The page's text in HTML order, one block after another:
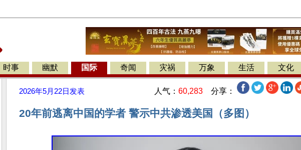
时事 幽默 国际 奇闻 灾祸 万象 生活 文化
2026年5月22日 发表 人气： 60,283 分享：
20年前逃离中国的学者 警示中共渗透美国（多图）